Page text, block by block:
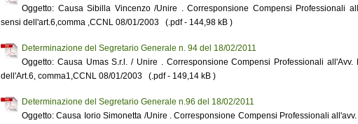
Oggetto: Causa Sibilla Vincenzo /Unire . Corresponsione Compensi Professionali
sensi dell'art.6,comma ,CCNL 08/01/2003 (.pdf - 144,98 kB )
Determinazione del Segretario Generale n. 94 del 18/02/2011
Oggetto: Causa Umas S.r.l. / Unire . Corresponsione Compensi Professionali
dell'Art.6, comma1,CCNL 08/01/2003 (.pdf - 149,14 kB )
Determinazione del Segretario Generale n.96 del 18/02/2011
Oggetto: Causa Iorio Simonetta /Unire . Corresponsione Compensi Professionali